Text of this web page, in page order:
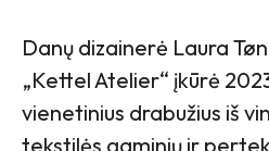
Danų dizainerė Laura
„Kettel Atelier“ įkūrė
vienetinius drabužius iš
tekstilės gaminių ir